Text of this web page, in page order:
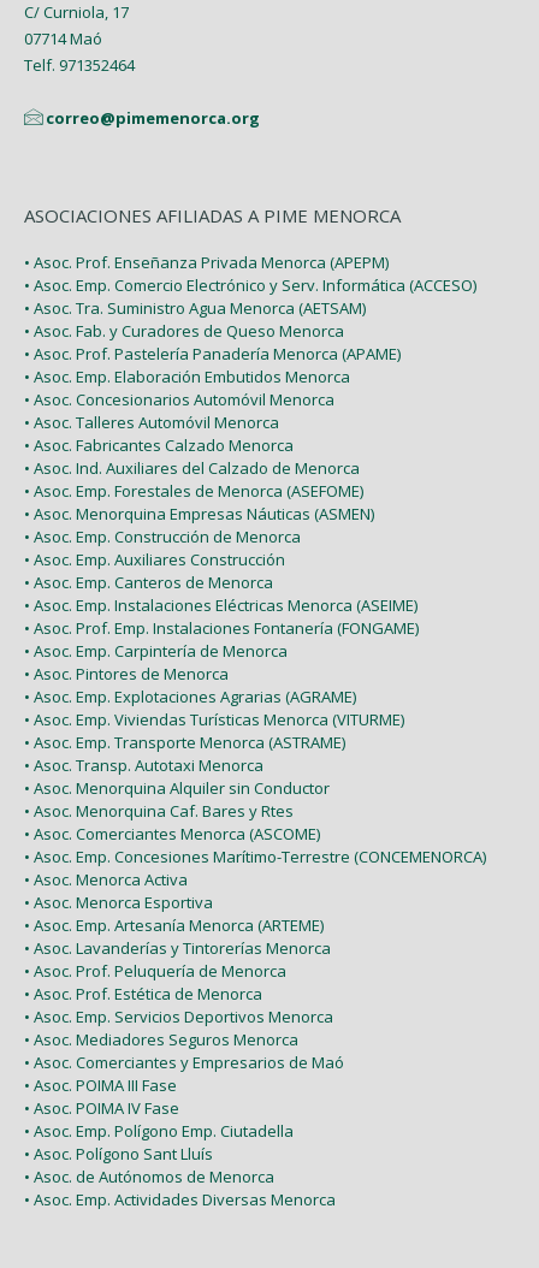
C/ Curniola, 17
07714 Maó
Telf. 971352464
correo@pimemenorca.org
ASOCIACIONES AFILIADAS A PIME MENORCA
• Asoc. Prof. Enseñanza Privada Menorca (APEPM)
• Asoc. Emp. Comercio Electrónico y Serv. Informática (ACCESO)
• Asoc. Tra. Suministro Agua Menorca (AETSAM)
• Asoc. Fab. y Curadores de Queso Menorca
• Asoc. Prof. Pastelería Panadería Menorca (APAME)
• Asoc. Emp. Elaboración Embutidos Menorca
• Asoc. Concesionarios Automóvil Menorca
• Asoc. Talleres Automóvil Menorca
• Asoc. Fabricantes Calzado Menorca
• Asoc. Ind. Auxiliares del Calzado de Menorca
• Asoc. Emp. Forestales de Menorca (ASEFOME)
• Asoc. Menorquina Empresas Náuticas (ASMEN)
• Asoc. Emp. Construcción de Menorca
• Asoc. Emp. Auxiliares Construcción
• Asoc. Emp. Canteros de Menorca
• Asoc. Emp. Instalaciones Eléctricas Menorca (ASEIME)
• Asoc. Prof. Emp. Instalaciones Fontanería (FONGAME)
• Asoc. Emp. Carpintería de Menorca
• Asoc. Pintores de Menorca
• Asoc. Emp. Explotaciones Agrarias (AGRAME)
• Asoc. Emp. Viviendas Turísticas Menorca (VITURME)
• Asoc. Emp. Transporte Menorca (ASTRAME)
• Asoc. Transp. Autotaxi Menorca
• Asoc. Menorquina Alquiler sin Conductor
• Asoc. Menorquina Caf. Bares y Rtes
• Asoc. Comerciantes Menorca (ASCOME)
• Asoc. Emp. Concesiones Marítimo-Terrestre (CONCEMENORCA)
• Asoc. Menorca Activa
• Asoc. Menorca Esportiva
• Asoc. Emp. Artesanía Menorca (ARTEME)
• Asoc. Lavanderías y Tintorerías Menorca
• Asoc. Prof. Peluquería de Menorca
• Asoc. Prof. Estética de Menorca
• Asoc. Emp. Servicios Deportivos Menorca
• Asoc. Mediadores Seguros Menorca
• Asoc. Comerciantes y Empresarios de Maó
• Asoc. POIMA III Fase
• Asoc. POIMA IV Fase
• Asoc. Emp. Polígono Emp. Ciutadella
• Asoc. Polígono Sant Lluís
• Asoc. de Autónomos de Menorca
• Asoc. Emp. Actividades Diversas Menorca